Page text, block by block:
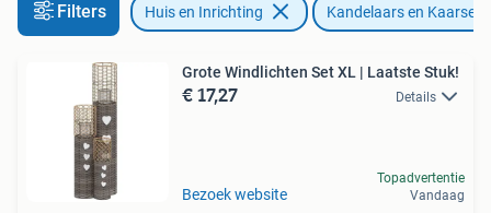
Filters Huis en Inrichting Kandelaars en Kaarsen
Grote Windlichten Set XL | Laatste Stuk!
€ 17,27 Details
Bezoek website
Topadvertentie
Vandaag